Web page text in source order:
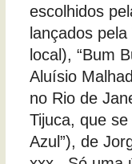
escolhidos
lançados
local), “Bum
Aluísio
no Rio de
Tijuca, que
Azul”), de